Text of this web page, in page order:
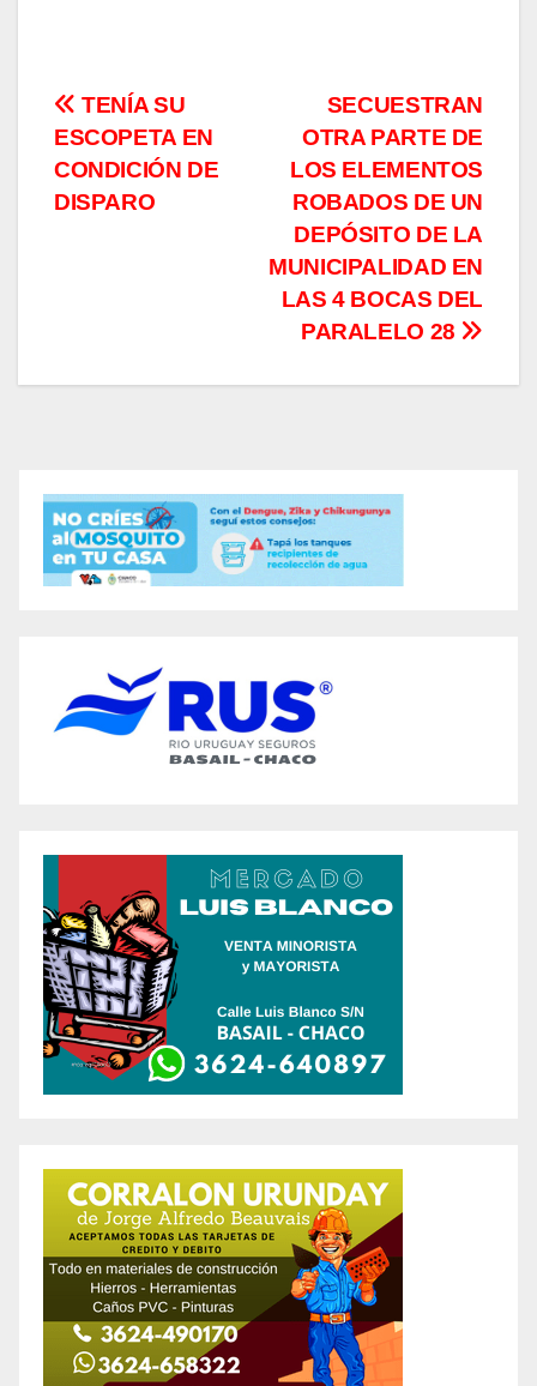
Navegación
de
entradas
SECUESTRAN
OTRA PARTE DE
LOS ELEMENTOS
ROBADOS DE UN
DEPÓSITO DE LA
MUNICIPALIDAD EN
LAS 4 BOCAS DEL
PARALELO 28
TENÍA SU
ESCOPETA EN
CONDICIÓN DE
DISPARO